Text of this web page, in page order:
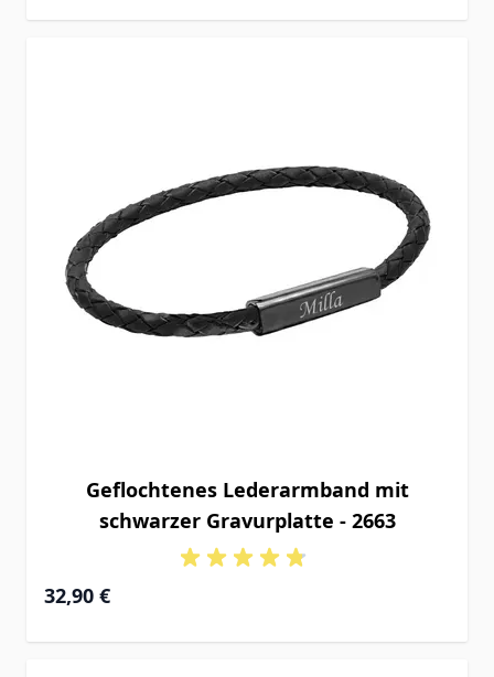
Geflochtenes Lederarmband mit
schwarzer Gravurplatte - 2663
32,90 €